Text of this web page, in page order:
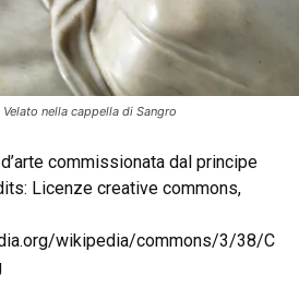
nella cappella di Sangro
commissionata dal principe
Licenze creative commons,
wikipedia/commons/3/38/C